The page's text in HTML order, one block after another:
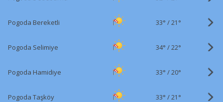
Pogoda Bereketli 33° /21°
Pogoda Selimiye 34° /22°
Pogoda Hamidiye 33° /20°
Pogoda Taşköy 33° /21°